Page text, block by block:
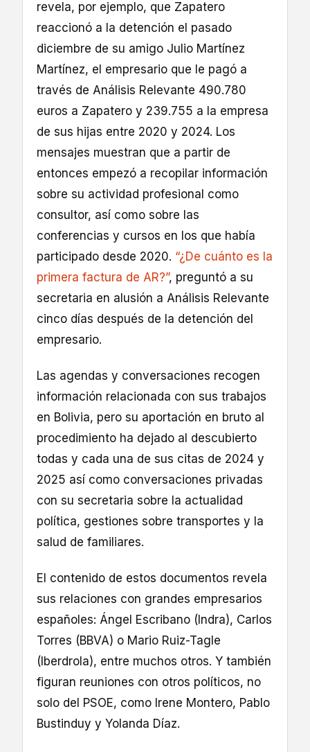
revela, por ejemplo, que Zapatero
reaccionó a la detención el pasado
diciembre de su amigo Julio Martínez
Martínez, el empresario que le pagó a
través de Análisis Relevante 490.780
euros a Zapatero y 239.755 a la empresa
de sus hijas entre 2020 y 2024. Los
mensajes muestran que a partir de
entonces empezó a recopilar información
sobre su actividad profesional como
consultor, así como sobre las
conferencias y cursos en los que había
participado desde 2020. “¿De cuánto es la
primera factura de AR?”, preguntó a su
secretaria en alusión a Análisis Relevante
cinco días después de la detención del
empresario.
Las agendas y conversaciones recogen
información relacionada con sus trabajos
en Bolivia, pero su aportación en bruto al
procedimiento ha dejado al descubierto
todas y cada una de sus citas de 2024 y
2025 así como conversaciones privadas
con su secretaria sobre la actualidad
política, gestiones sobre transportes y la
salud de familiares.
El contenido de estos documentos revela
sus relaciones con grandes empresarios
españoles: Ángel Escribano (Indra), Carlos
Torres (BBVA) o Mario Ruiz-Tagle
(Iberdrola), entre muchos otros. Y también
figuran reuniones con otros políticos, no
solo del PSOE, como Irene Montero, Pablo
Bustinduy y Yolanda Díaz.